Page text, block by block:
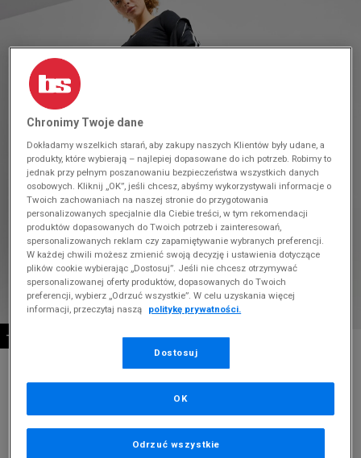
-10% ZA MIN. 500 ZŁ KOD: SUM10
ADIDAS SPODNIE ADICOLOR SST CLASSIC
TRACKPANT
sezonów lub z ekspozycji.
Szczegóły.
Chronimy Twoje dane
Dokładamy wszelkich starań, aby zakupy naszych Klientów były udane, a
produkty, które wybierają – najlepiej dopasowane do ich potrzeb. Robimy to
jednak przy pełnym poszanowaniu bezpieczeństwa wszystkich danych
osobowych. Kliknij „OK”, jeśli chcesz, abyśmy wykorzystywali informacje o
Twoich zachowaniach na naszej stronie do przygotowania
personalizowanych specjalnie dla Ciebie treści, w tym rekomendacji
produktów dopasowanych do Twoich potrzeb i zainteresowań,
spersonalizowanych reklam czy zapamiętywanie wybranych preferencji.
W każdej chwili możesz zmienić swoją decyzję i ustawienia dotyczące
plików cookie wybierając „Dostosuj”. Jeśli nie chcesz otrzymywać
spersonalizowanej oferty produktów, dopasowanych do Twoich
preferencji, wybierz „Odrzuć wszystkie”. W celu uzyskania więcej
informacji, przeczytaj naszą
politykę prywatności.
Dostosuj
Odrzuć wszystkie
OK